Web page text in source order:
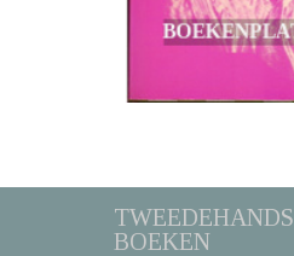
TWEEDEHANDS
BOEKEN